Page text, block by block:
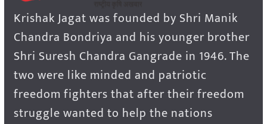
Krishak Jagat was founded by Shri Manik
Chandra Bondriya and his younger brother
Shri Suresh Chandra Gangrade in 1946. The
two were like minded and patriotic
freedom fighters that after their freedom
struggle wanted to help the nations